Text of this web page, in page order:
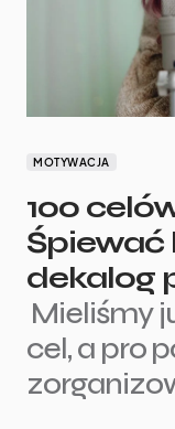
MOTYWACJA
100
Śpiewać
dekalog
Mieliśmy
cel, a pro